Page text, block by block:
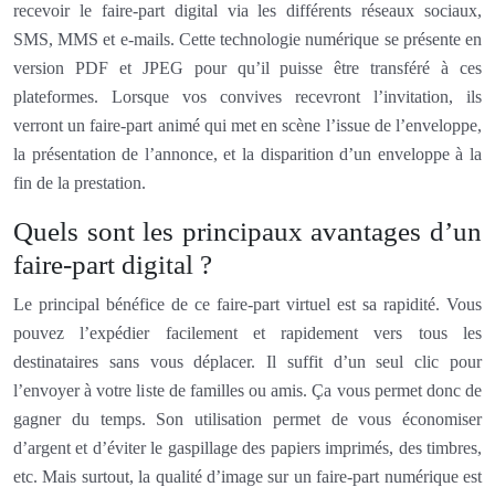
recevoir le faire-part digital via les différents réseaux sociaux,
SMS, MMS et e-mails. Cette technologie numérique se présente en
version PDF et JPEG pour qu’il puisse être transféré à ces
plateformes. Lorsque vos convives recevront l’invitation, ils
verront un faire-part animé qui met en scène l’issue de l’enveloppe,
la présentation de l’annonce, et la disparition d’un enveloppe à la
fin de la prestation.
Quels sont les principaux avantages d’un
faire-part digital ?
Le principal bénéfice de ce faire-part virtuel est sa rapidité. Vous
pouvez l’expédier facilement et rapidement vers tous les
destinataires sans vous déplacer. Il suffit d’un seul clic pour
l’envoyer à votre liste de familles ou amis. Ça vous permet donc de
gagner du temps. Son utilisation permet de vous économiser
d’argent et d’éviter le gaspillage des papiers imprimés, des timbres,
etc. Mais surtout, la qualité d’image sur un faire-part numérique est